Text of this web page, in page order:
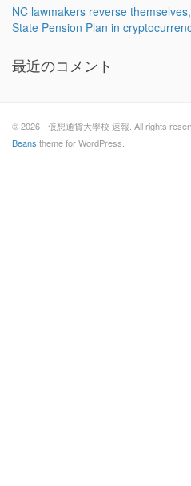
NC lawmakers reverse
State Pension Plan in
最近のコメント
© 2026 - 仮想通貨大學校 速報. All rights
Beans theme for WordPress.